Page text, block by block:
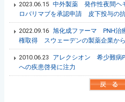
2023.06.15 中外製薬 発作性夜間ヘ
ロバリマブを承認申請 皮下投与の
2022.09.16 旭化成ファーマ PNH治
権取得 スウェーデンの製薬企業から
2010.06.23
アレクシオン 希少難病
への疾患啓発に注力